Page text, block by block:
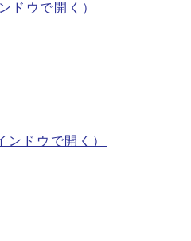
ドウで開く）
ンドウで開く）